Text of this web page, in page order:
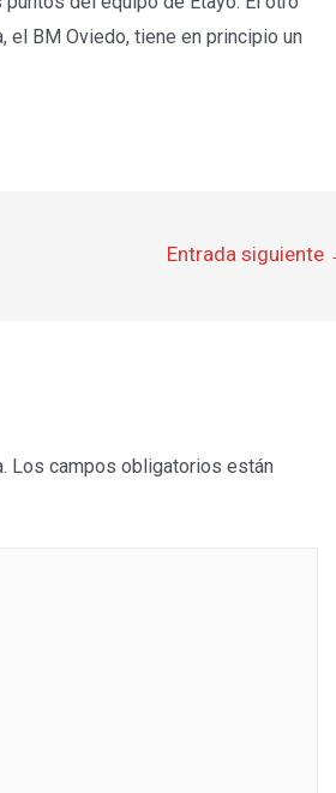
el BM Oviedo, tiene en principio un
Entrada siguiente
Los campos obligatorios están